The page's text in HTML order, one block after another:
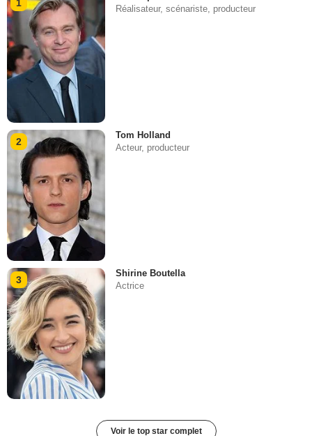
1
Réalisateur, scénariste, producteur
2
Tom Holland
Acteur, producteur
3
Shirine Boutella
Actrice
Voir le top star complet